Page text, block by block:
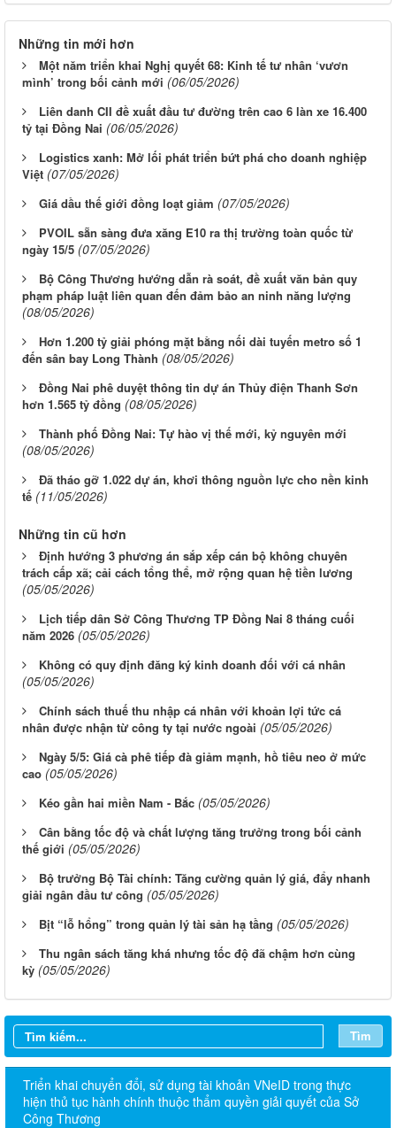
Những tin mới hơn
Một năm triển khai Nghị quyết 68: Kinh tế tư nhân ‘vươn
mình’ trong bối cảnh mới (06/05/2026)
Liên danh CII đề xuất đầu tư đường trên cao 6 làn xe 16.400
tỷ tại Đồng Nai (06/05/2026)
Logistics xanh: Mở lối phát triển bứt phá cho doanh nghiệp
Việt (07/05/2026)
Giá dầu thế giới đồng loạt giảm (07/05/2026)
PVOIL sẵn sàng đưa xăng E10 ra thị trường toàn quốc từ
ngày 15/5 (07/05/2026)
Bộ Công Thương hướng dẫn rà soát, đề xuất văn bản quy
phạm pháp luật liên quan đến đảm bảo an ninh năng lượng
(08/05/2026)
Hơn 1.200 tỷ giải phóng mặt bằng nối dài tuyến metro số 1
đến sân bay Long Thành (08/05/2026)
Đồng Nai phê duyệt thông tin dự án Thủy điện Thanh Sơn
hơn 1.565 tỷ đồng (08/05/2026)
Thành phố Đồng Nai: Tự hào vị thế mới, kỷ nguyên mới
(08/05/2026)
Đã tháo gỡ 1.022 dự án, khơi thông nguồn lực cho nền kinh
tế (11/05/2026)
Những tin cũ hơn
Định hướng 3 phương án sắp xếp cán bộ không chuyên
trách cấp xã; cải cách tổng thể, mở rộng quan hệ tiền lương
(05/05/2026)
Lịch tiếp dân Sở Công Thương TP Đồng Nai 8 tháng cuối
năm 2026 (05/05/2026)
Không có quy định đăng ký kinh doanh đối với cá nhân
(05/05/2026)
Chính sách thuế thu nhập cá nhân với khoản lợi tức cá
nhân được nhận từ công ty tại nước ngoài (05/05/2026)
Ngày 5/5: Giá cà phê tiếp đà giảm mạnh, hồ tiêu neo ở mức
cao (05/05/2026)
Kéo gần hai miền Nam - Bắc (05/05/2026)
Cân bằng tốc độ và chất lượng tăng trưởng trong bối cảnh
thế giới (05/05/2026)
Bộ trưởng Bộ Tài chính: Tăng cường quản lý giá, đẩy nhanh
giải ngân đầu tư công (05/05/2026)
Bịt “lỗ hổng” trong quản lý tài sản hạ tầng (05/05/2026)
Thu ngân sách tăng khá nhưng tốc độ đã chậm hơn cùng
kỳ (05/05/2026)
Tìm
Triển khai chuyển đổi, sử dụng tài khoản VNeID trong thực
hiện thủ tục hành chính thuộc thẩm quyền giải quyết của Sở
Công Thương